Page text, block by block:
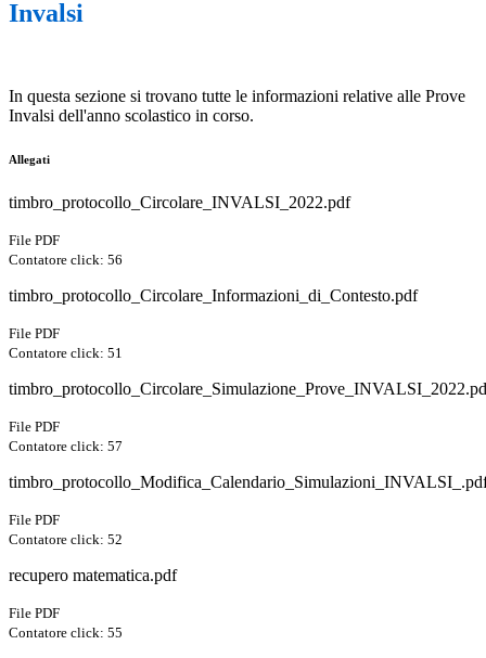
Invalsi
In questa sezione si trovano tutte le informazioni relative alle Prove
Invalsi dell'anno scolastico in corso.
Allegati
timbro_protocollo_Circolare_INVALSI_2022.pdf
File PDF
Contatore click: 56
timbro_protocollo_Circolare_Informazioni_di_Contesto.pdf
File PDF
Contatore click: 51
File PDF
Contatore click: 57
File PDF
Contatore click: 52
recupero matematica.pdf
File PDF
Contatore click: 55